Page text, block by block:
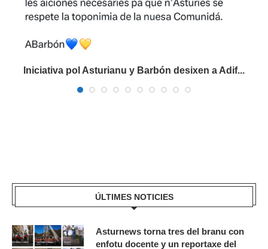
Iniciativa pol Asturianu y Barbón desixen a Adif...
ÚLTIMES NOTICIES
Asturnews torna tres del branu con
enfotu docente y un reportaxe del